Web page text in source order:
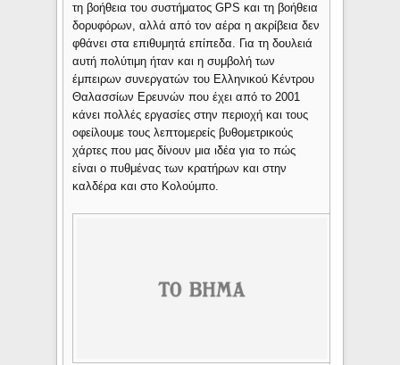
τη βοήθεια του συστήματος GPS και τη βοήθεια
δορυφόρων, αλλά από τον αέρα η ακρίβεια δεν
φθάνει στα επιθυμητά επίπεδα. Για τη δουλειά
αυτή πολύτιμη ήταν και η συμβολή των
έμπειρων συνεργατών του Ελληνικού Κέντρου
Θαλασσίων Ερευνών που έχει από το 2001
κάνει πολλές εργασίες στην περιοχή και τους
οφείλουμε τους λεπτομερείς βυθομετρικούς
χάρτες που μας δίνουν μια ιδέα για το πώς
είναι ο πυθμένας των κρατήρων και στην
καλδέρα και στο Κολούμπο.